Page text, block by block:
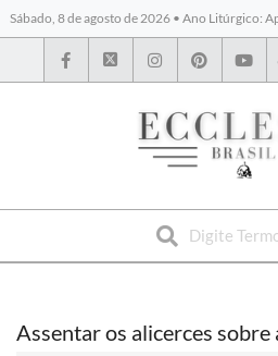
Sábado, 8 de agosto de 2026 • Ano Litúrgico:
BYBLOS
Assentar os alicerces sobre